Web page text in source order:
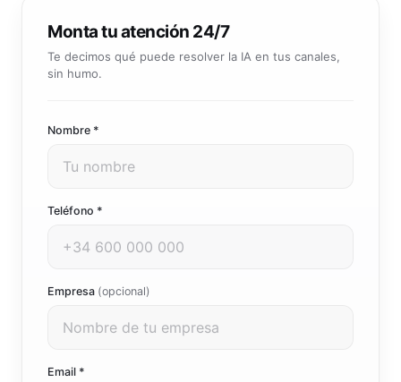
Monta tu atención 24/7
Te decimos qué puede resolver la IA en tus canales,
sin humo.
Nombre *
Teléfono *
Empresa (opcional)
Email *